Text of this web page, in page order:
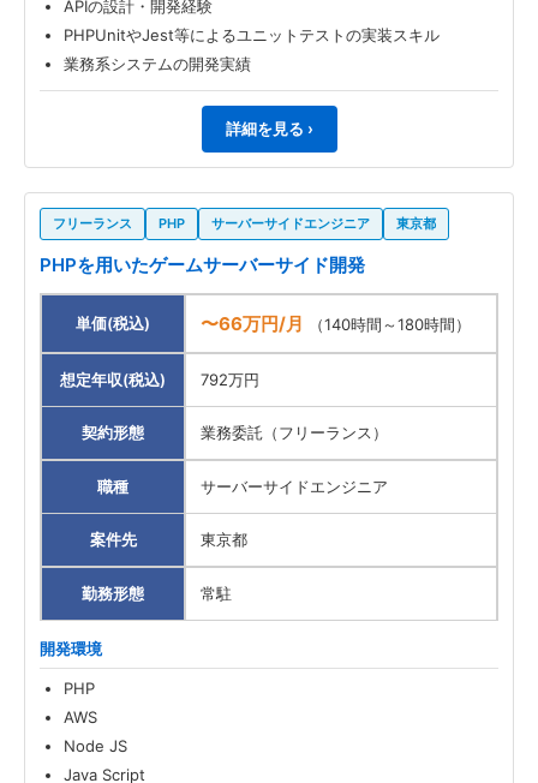
APIの設計・開発経験
PHPUnitやJest等によるユニットテストの実装スキル
業務系システムの開発実績
詳細を見る ›
フリーランス PHP サーバーサイドエンジニア 東京都
PHPを用いたゲームサーバーサイド開発
単価(税込) 〜66万円/月 （140時間～180時間）
想定年収(税込) 792万円
契約形態 業務委託（フリーランス）
職種 サーバーサイドエンジニア
案件先 東京都
勤務形態 常駐
開発環境
PHP
AWS
Node JS
Java Script